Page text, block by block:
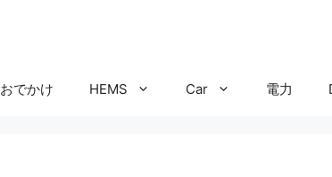
おでかけ HEMS Car 電力